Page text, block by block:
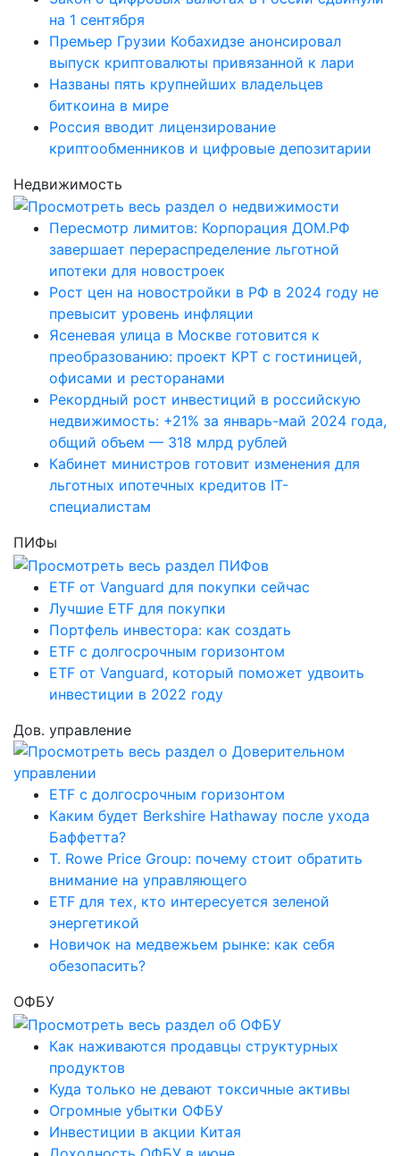
на 1 сентября
Премьер Грузии Кобахидзе анонсировал
выпуск криптовалюты привязанной к лари
Названы пять крупнейших владельцев
биткоина в мире
Россия вводит лицензирование
криптообменников и цифровые депозитарии
Недвижимость
Пересмотр лимитов: Корпорация ДОМ.РФ
завершает перераспределение льготной
ипотеки для новостроек
Рост цен на новостройки в РФ в 2024 году не
превысит уровень инфляции
Ясеневая улица в Москве готовится к
преобразованию: проект КРТ с гостиницей,
офисами и ресторанами
Рекордный рост инвестиций в российскую
недвижимость: +21% за январь-май 2024 года,
общий объем — 318 млрд рублей
Кабинет министров готовит изменения для
льготных ипотечных кредитов IT-
специалистам
ПИФы
ETF от Vanguard для покупки сейчас
Лучшие ETF для покупки
Портфель инвестора: как создать
ETF с долгосрочным горизонтом
ETF от Vanguard, который поможет удвоить
инвестиции в 2022 году
Дов. управление
ETF с долгосрочным горизонтом
Каким будет Berkshire Hathaway после ухода
Баффетта?
T. Rowe Price Group: почему стоит обратить
внимание на управляющего
ETF для тех, кто интересуется зеленой
энергетикой
Новичок на медвежьем рынке: как себя
обезопасить?
ОФБУ
Как наживаются продавцы структурных
продуктов
Куда только не девают токсичные активы
Огромные убытки ОФБУ
Инвестиции в акции Китая